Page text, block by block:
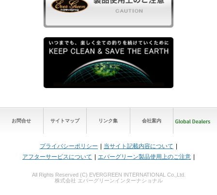
お問合せ サイトマップ リンク集 会社案内
プライバシーポリシー
当サイト記載内容について
アフターサービスについて
エバーグリーン製品使用上のご注意
All Rights Reserved (C) EVERGREEN INTERNATIONAL Co.,Ltd.
株式会社 エバーグリーンインターナショナル